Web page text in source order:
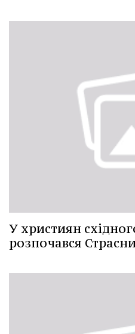
У християн
розпочався